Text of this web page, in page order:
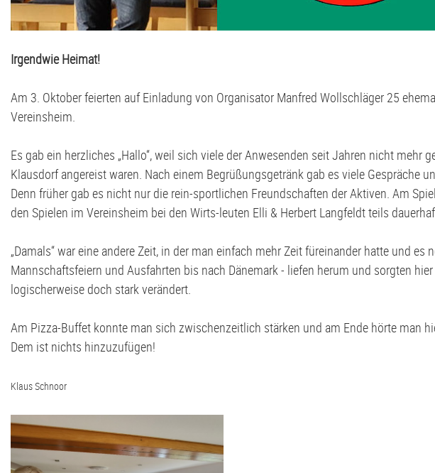
Irgendwie Heimat!
Am 3. Oktober feierten auf Einladung von Organisator Manfred Wollschläger 25
Vereinsheim.
Es gab ein herzliches „Hallo“, weil sich viele der Anwesenden seit Jahren nicht
Klausdorf angereist waren. Nach einem Begrüßungsgetränk gab es viele Gespräche
Denn früher gab es nicht nur die rein-sportlichen Freundschaften der Aktiven. Am
den Spielen im Vereinsheim bei den Wirts-leuten Elli & Herbert Langfeldt teils
„Damals“ war eine andere Zeit, in der man einfach mehr Zeit füreinander hatte und
Mannschaftsfeiern und Ausfahrten bis nach Dänemark - liefen herum und sorgten
logischerweise doch stark verändert.
Am Pizza-Buffet konnte man sich zwischenzeitlich stärken und am Ende hörte man
Dem ist nichts hinzuzufügen!
Klaus Schnoor
Volleyball
G2-Jugend - TSV Klausdorf U6